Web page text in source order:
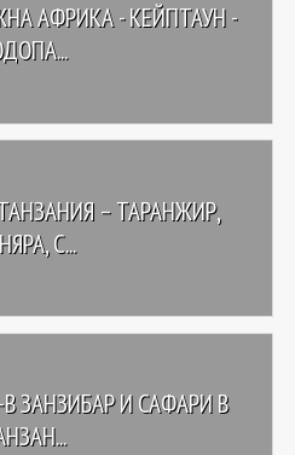
АФРИКА - КЕЙПТАУН -
– ТАРАНЖИР,
С...
ЗАНЗИБАР И САФАРИ В